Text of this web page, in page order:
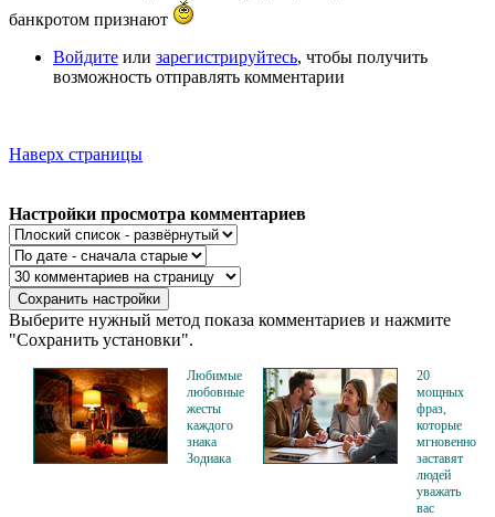
банкротом признают
Войдите или зарегистрируйтесь, чтобы получить
возможность отправлять комментарии
Наверх страницы
Настройки просмотра комментариев
Выберите нужный метод показа комментариев и нажмите
"Сохранить установки".
Любимые
любовные
жесты
каждого
знака
Зодиака
20
мощных
фраз,
которые
мгновенно
заставят
людей
уважать
вас